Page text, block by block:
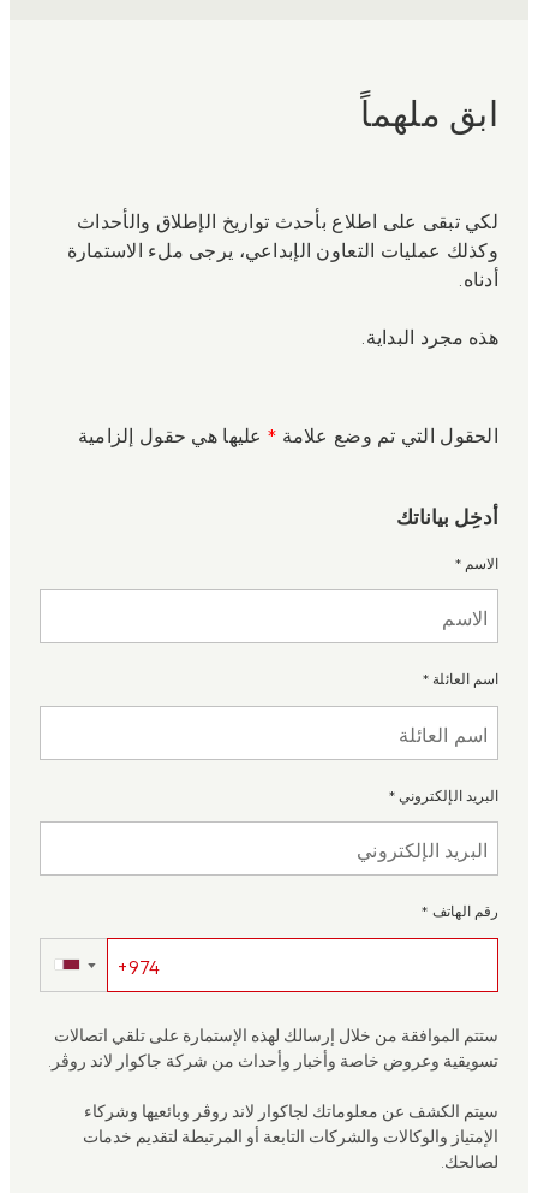
ابق ملهماً
لكي تبقى على اطلاع بأحدث تواريخ الإطلاق والأحداث
وكذلك عمليات التعاون الإبداعي، يرجى ملء الاستمارة
أدناه.
هذه مجرد البداية.
الحقول التي تم وضع علامة * عليها هي حقول إلزامية
أدخِل بياناتك
الاسم *
اسم العائلة *
البريد الإلكتروني*
رقم الهاتف *
▼
ستتم الموافقة من خلال إرسالك لهذه الإستمارة على تلقي اتصالات
تسويقية وعروض خاصة وأخبار وأحداث من شركة جاكوار لاند روڤر.
سيتم الكشف عن معلوماتك لجاكوار لاند روڤر وبائعيها وشركاء
الإمتياز والوكالات والشركات التابعة أو المرتبطة لتقديم خدمات
لصالحك.